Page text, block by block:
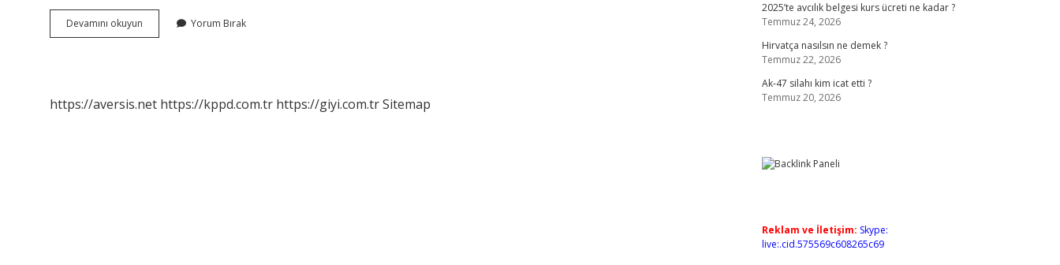
Devamını okuyun Yumurta
Büyütücü
Yorum Bırak
https://aversis.net https://kppd.com.tr https://giyi.com.trSitemap
2025’te avcılık belgesi kurs ücreti ne kadar ?
Temmuz 24, 2026
Hirvatça nasılsın ne demek ?
Temmuz 22, 2026
Ak-47 silahı kim icat etti ?
Temmuz 20, 2026
Reklam ve İletişim: Skype:
live:.cid.575569c608265c69